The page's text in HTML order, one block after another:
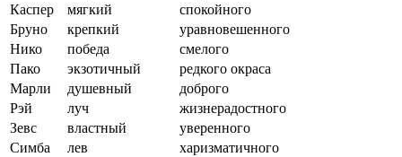
Каспер
мягкий
спокойного
Бруно
крепкий
уравновешенного
Нико
победа
смелого
Пако
экзотичный
редкого окраса
Марли
душевный
доброго
Рэй
луч
жизнерадостного
Зевс
властный
уверенного
Симба
лев
харизматичного